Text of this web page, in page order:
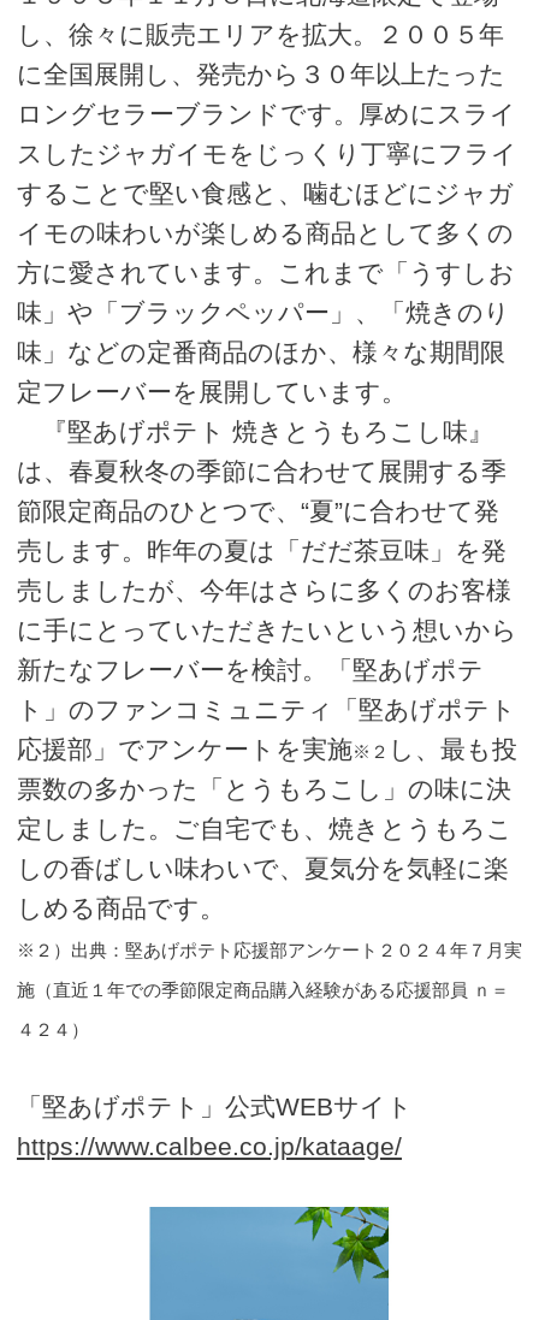
し、徐々に販売エリアを拡大。２００５年
に全国展開し、発売から３０年以上たった
ロングセラーブランドです。厚めにスライ
スしたジャガイモをじっくり丁寧にフライ
することで堅い食感と、噛むほどにジャガ
イモの味わいが楽しめる商品として多くの
方に愛されています。これまで「うすしお
味」や「ブラックペッパー」、「焼きのり
味」などの定番商品のほか、様々な期間限
定フレーバーを展開しています。
『堅あげポテト 焼きとうもろこし味』
は、春夏秋冬の季節に合わせて展開する季
節限定商品のひとつで、“夏”に合わせて発
売します。昨年の夏は「だだ茶豆味」を発
売しましたが、今年はさらに多くのお客様
に手にとっていただきたいという想いから
新たなフレーバーを検討。「堅あげポテ
ト」のファンコミュニティ「堅あげポテト
応援部」でアンケートを実施※２ し、最も投
票数の多かった「とうもろこし」の味に決
定しました。ご自宅でも、焼きとうもろこ
しの香ばしい味わいで、夏気分を気軽に楽
しめる商品です。
※２）出典：堅あげポテト応援部アンケート２０２４年７月実
施（直近１年での季節限定商品購入経験がある応援部員 ｎ＝
４２４）
「堅あげポテト」公式WEBサイト
https://www.calbee.co.jp/kataage/